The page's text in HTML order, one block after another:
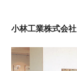
小林工業株式会社